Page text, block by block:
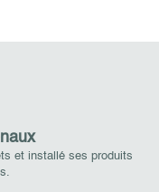
et installé ses produits